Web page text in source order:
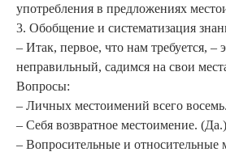
употребления в предложениях
3. Обобщение и систематизация
– Итак, первое, что нам требуется,
неправильный, садимся на свои
Вопросы:
– Личных местоимений всего
– Себя возвратное местоимение. (Да.)
– Вопросительные и